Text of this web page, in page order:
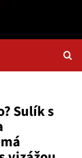
Sulík s